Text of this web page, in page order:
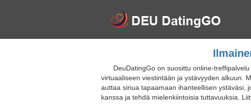
DeuDatingGo on suosittu online-
virtuaaliseen viestintään ja ystävyyden alkuun.
auttaa sinua tapaamaan ihanteellisen ystäväsi,
kanssa ja tehdä mielenkiintoisia tuttavuuksia.